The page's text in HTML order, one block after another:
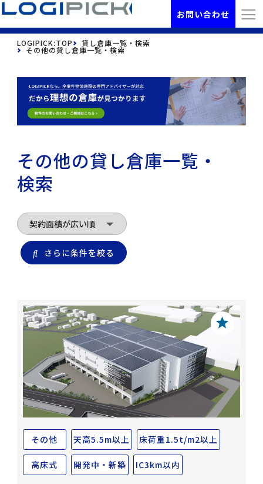
お問い合わせ
LOGIPICK:TOP 貸し倉庫一覧・検索
その他の貸し倉庫一覧・検索
その他の貸し倉庫一覧・
検索
さらに条件を絞る
その他 天高5.5m以上 床荷重1.5t/m2以上
高床式 開発中・新築 IC3km以内